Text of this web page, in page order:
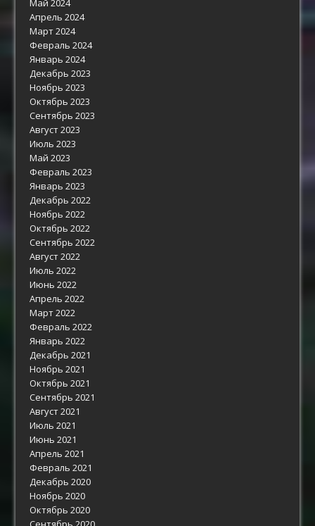
Май 2024
Апрель 2024
Март 2024
Февраль 2024
Январь 2024
Декабрь 2023
Ноябрь 2023
Октябрь 2023
Сентябрь 2023
Август 2023
Июль 2023
Май 2023
Февраль 2023
Январь 2023
Декабрь 2022
Ноябрь 2022
Октябрь 2022
Сентябрь 2022
Август 2022
Июль 2022
Июнь 2022
Апрель 2022
Март 2022
Февраль 2022
Январь 2022
Декабрь 2021
Ноябрь 2021
Октябрь 2021
Сентябрь 2021
Август 2021
Июль 2021
Июнь 2021
Апрель 2021
Февраль 2021
Декабрь 2020
Ноябрь 2020
Октябрь 2020